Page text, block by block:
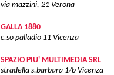
via mazzini, 21 Verona
GALLA 1880
c.so palladio 11 Vicenza
SPAZIO PIU' MULTIMEDIA SRL
stradella s.barbara 1/b Vicenza